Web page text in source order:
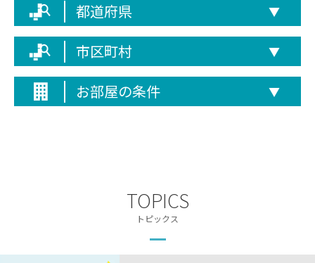
都道府県 ▼
市区町村 ▼
お部屋の条件 ▼
TOPICS
トピックス